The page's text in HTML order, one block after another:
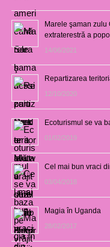
Marele şaman zulu
extraterestră a
14/06/2021
Repartizarea
12/10/2020
Ecoturismul se va
01/02/2019
Cel mai bun vraci
03/04/2018
Magia în Uganda
28/02/2017